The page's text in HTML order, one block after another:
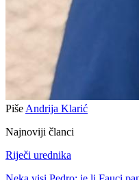
Piše Andrija Klarić
Najnoviji članci
Riječi urednika